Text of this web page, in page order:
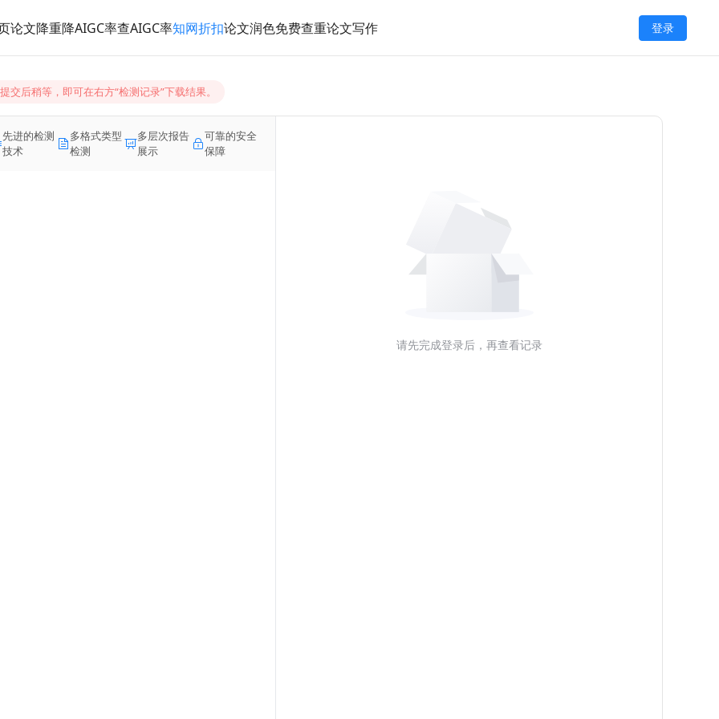
论文降重降AIGC率查AIGC率知网折扣论文润色免费查重论文写作 登录
交后稍等，即可在右方“检测记录”下载结果。
先进的检测
技术
多格式类型
检测
多层次报告
展示
可靠的安全
保障
请先完成登录后，再查看记录